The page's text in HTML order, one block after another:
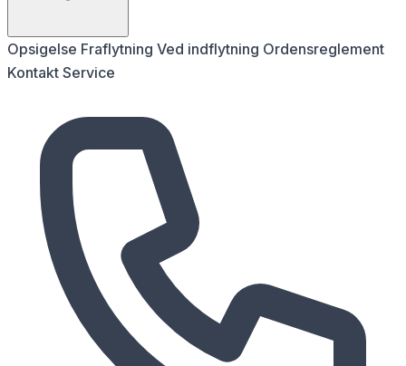
Opsigelse Fraflytning Ved indflytning Ordensreglement
Kontakt Service